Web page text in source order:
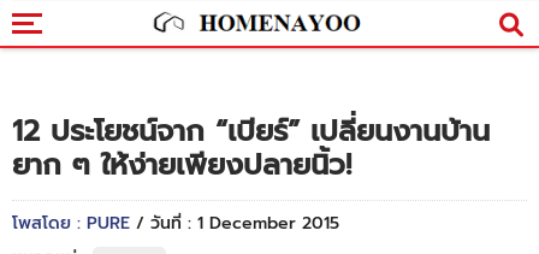
12 ประโยชน์จาก “เบียร์” เปลี่ยนงานบ้าน
ยาก ๆ ให้ง่ายเพียงปลายนิ้ว!
โพสโดย : PURE / วันที่ : 1 December 2015